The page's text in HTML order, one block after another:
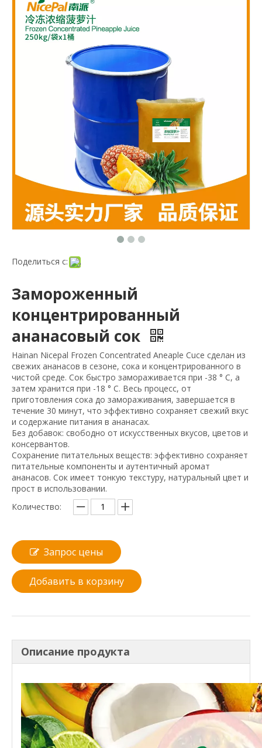
Поделиться с:
Замороженный
концентрированный
ананасовый сок
Hainan Nicepal Frozen Concentrated Aneaple Cuce сделан из
свежих ананасов в сезоне, сока и концентрированного в
чистой среде. Сок быстро замораживается при -38 ° C, а
затем хранится при -18 ° C. Весь процесс, от
приготовления сока до замораживания, завершается в
течение 30 минут, что эффективно сохраняет свежий вкус
и содержание питания в ананасах.
Без добавок: свободно от искусственных вкусов, цветов и
консервантов.
Сохранение питательных веществ: эффективно сохраняет
питательные компоненты и аутентичный аромат
ананасов. Сок имеет тонкую текстуру, натуральный цвет и
прост в использовании.
Количество:
Запрос цены
Добавить в корзину
Описание продукта